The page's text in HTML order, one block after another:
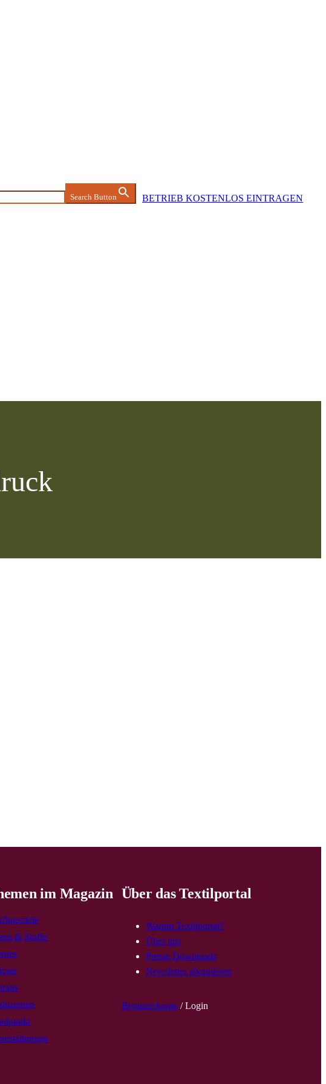
Search Button BETRIEB KOSTENLOS EINTRAGEN
im Magazin
& Stoffe
Über das Textilportal
Warum Textilportal?
Über uns
Presse Downloads
Newsletter abonnieren
Benutzerkonto/ Login